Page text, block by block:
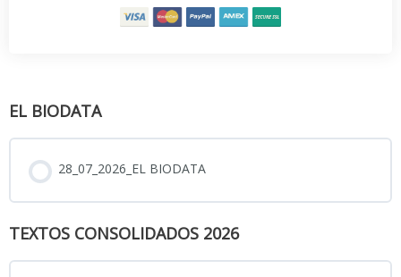
EL BIODATA
28_07_2026_EL BIODATA
TEXTOS CONSOLIDADOS 2026